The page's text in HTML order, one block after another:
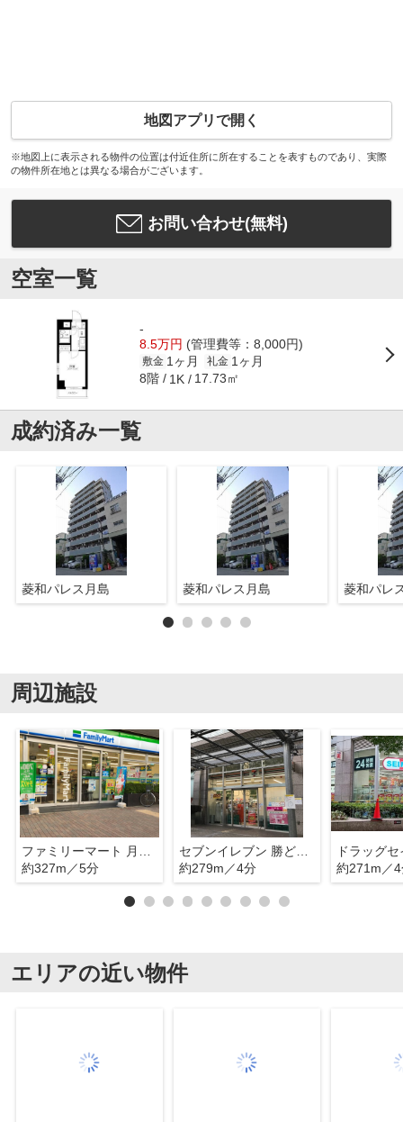
地図アプリで開く
※地図上に表示される物件の位置は付近住所に所在することを表すものであり、実際
の物件所在地とは異なる場合がございます。
お問い合わせ(無料)
空室一覧
-
8.5万円 (管理費等：8,000円)
敷金 1ヶ月 礼金 1ヶ月
8階 1K 17.73㎡
成約済み一覧
菱和パレス月島 菱和パレス月島 菱和パレ
周辺施設
ファミリーマート 月島三丁目店
約327m／5分
セブンイレブン 勝どきグロウスタウン店
約279m／4分
約271m／
エリアの近い物件